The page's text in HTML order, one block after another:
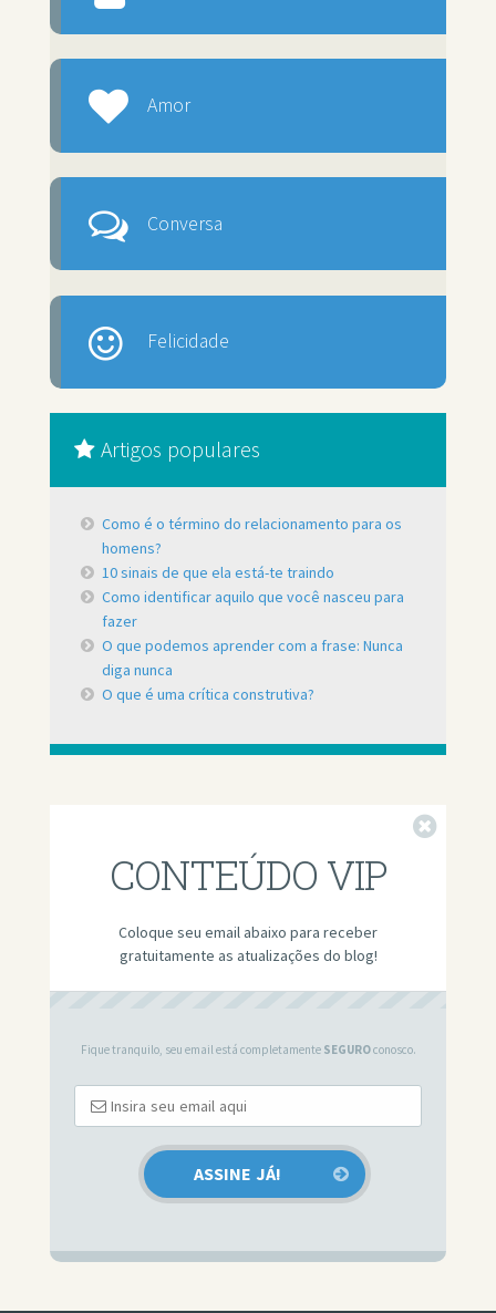
Amor
Conversa
Felicidade
Artigos populares
Como é o término do relacionamento para os
homens?
10 sinais de que ela está-te traindo
Como identificar aquilo que você nasceu para
fazer
O que podemos aprender com a frase: Nunca
diga nunca
O que é uma crítica construtiva?
CONTEÚDO VIP
Coloque seu email abaixo para receber
gratuitamente as atualizações do blog!
Fique tranquilo, seu email está completamente SEGUROconosco.